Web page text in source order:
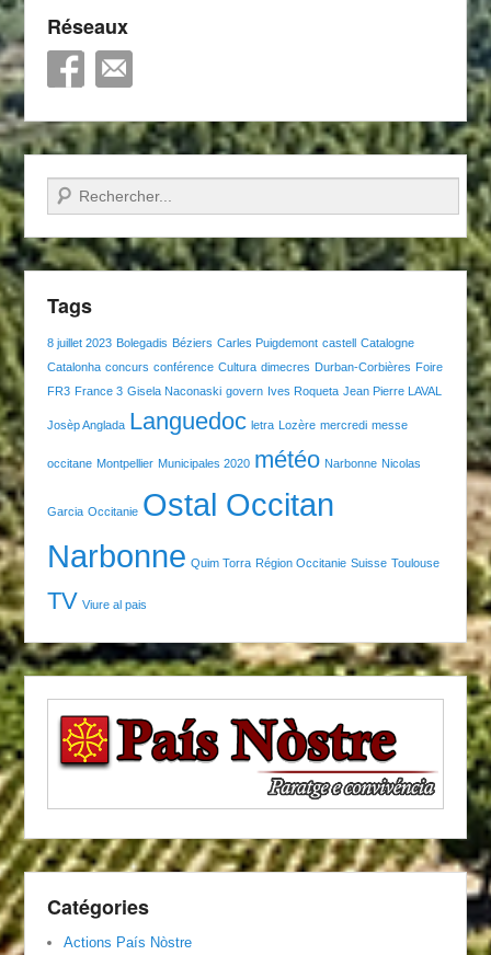
Réseaux
Recherche
Tags
8 juillet 2023 Bolegadis Béziers Carles Puigdemont castell Catalogne
Catalonha concurs conférence Cultura dimecres Durban-Corbières Foire
FR3 France 3 Gisela Naconaski govern Ives Roqueta Jean Pierre LAVAL
Josèp Anglada Languedoc letra Lozère mercredi messe
occitane Montpellier Municipales 2020 météo Narbonne Nicolas
Garcia Occitanie Ostal Occitan
Narbonne Quim Torra Région Occitanie Suisse Toulouse
TV Viure al pais
Catégories
Actions País Nòstre